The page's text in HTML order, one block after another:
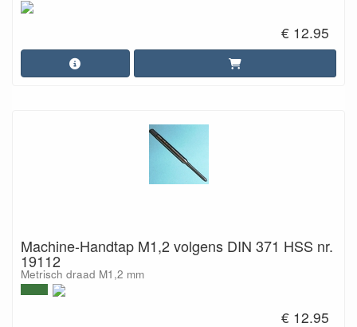
€ 12.95
Machine-Handtap M1,2 volgens DIN 371 HSS nr.
19112
Metrisch draad M1,2 mm
€ 12.95